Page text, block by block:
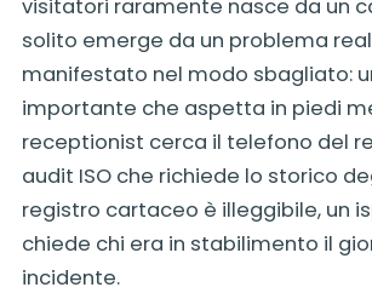
visitatori raramente nasce da un
solito emerge da un problema
manifestato nel modo sbagliato:
importante che aspetta in piedi
receptionist cerca il telefono del
audit ISO che richiede lo storico
registro cartaceo è illeggibile, un
chiede chi era in stabilimento il
incidente.